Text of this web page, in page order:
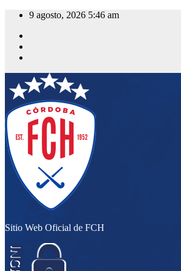
Saltar
contenido
9 agosto, 2026 5:46 am
Sitio Web Oficial de FCH